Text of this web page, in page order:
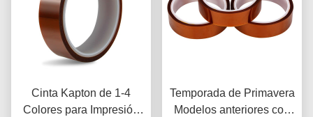
Cinta Kapton de 1-4
Colores para Impresión
Temporada de Primavera
Modelos anteriores con